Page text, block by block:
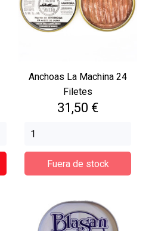
Anchoas La Machina 24
Filetes
Precio
31,50 €
Fuera de stock